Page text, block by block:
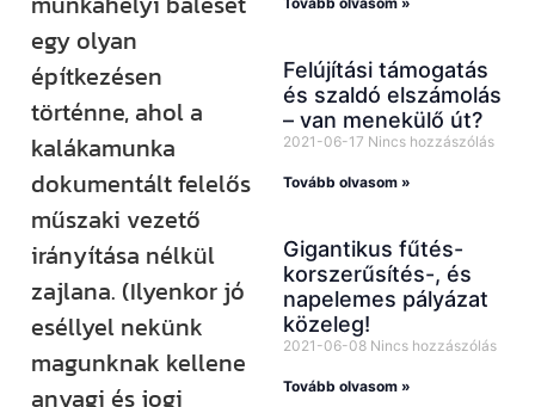
egy olyan
építkezésen
történne, ahol a
kalákamunka
dokumentált felelős
műszaki vezető
irányítása nélkül
zajlana. (Ilyenkor jó
eséllyel nekünk
magunknak kellene
anyagi és jogi
Felújítási támogatás
és szaldó elszámolás
– van menekülő út?
2021-06-17 Nincs hozzászólás
Tovább olvasom »
Gigantikus fűtés-
korszerűsítés-, és
napelemes pályázat
közeleg!
2021-06-08 Nincs hozzászólás
Tovább olvasom »